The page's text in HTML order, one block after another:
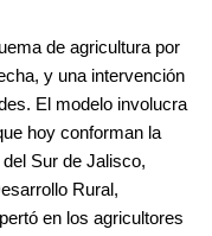
de agricultura por
y una intervención
El modelo involucra
hoy conforman la
Sur de Jalisco,
Rural,
en los agricultores